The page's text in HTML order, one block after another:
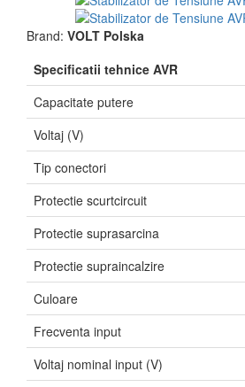
Brand: VOLT Polska
Specificatii tehnice AVR
Capacitate putere
Voltaj (V)
Tip conectori
Protectie scurtcircuit
Protectie suprasarcina
Protectie supraincalzire
Culoare
Frecventa input
Voltaj nominal input (V)